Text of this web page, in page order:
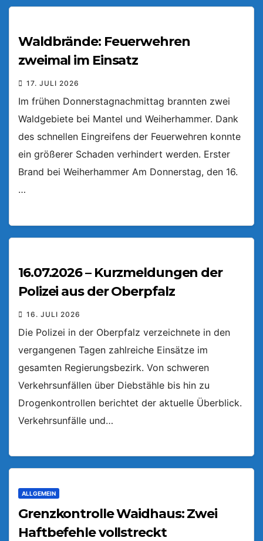
Waldbrände: Feuerwehren
zweimal im Einsatz
17. JULI 2026
Im frühen Donnerstagnachmittag brannten zwei
Waldgebiete bei Mantel und Weiherhammer. Dank
des schnellen Eingreifens der Feuerwehren konnte
ein größerer Schaden verhindert werden. Erster
Brand bei Weiherhammer Am Donnerstag, den 16.
…
16.07.2026 – Kurzmeldungen der
Polizei aus der Oberpfalz
16. JULI 2026
Die Polizei in der Oberpfalz verzeichnete in den
vergangenen Tagen zahlreiche Einsätze im
gesamten Regierungsbezirk. Von schweren
Verkehrsunfällen über Diebstähle bis hin zu
Drogenkontrollen berichtet der aktuelle Überblick.
Verkehrsunfälle und…
ALLGEMEIN
Grenzkontrolle Waidhaus: Zwei
Haftbefehle vollstreckt